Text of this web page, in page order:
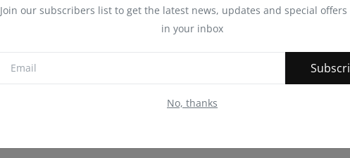
Join our subscribers list to get the latest news, updates and special
in your inbox
No, thanks